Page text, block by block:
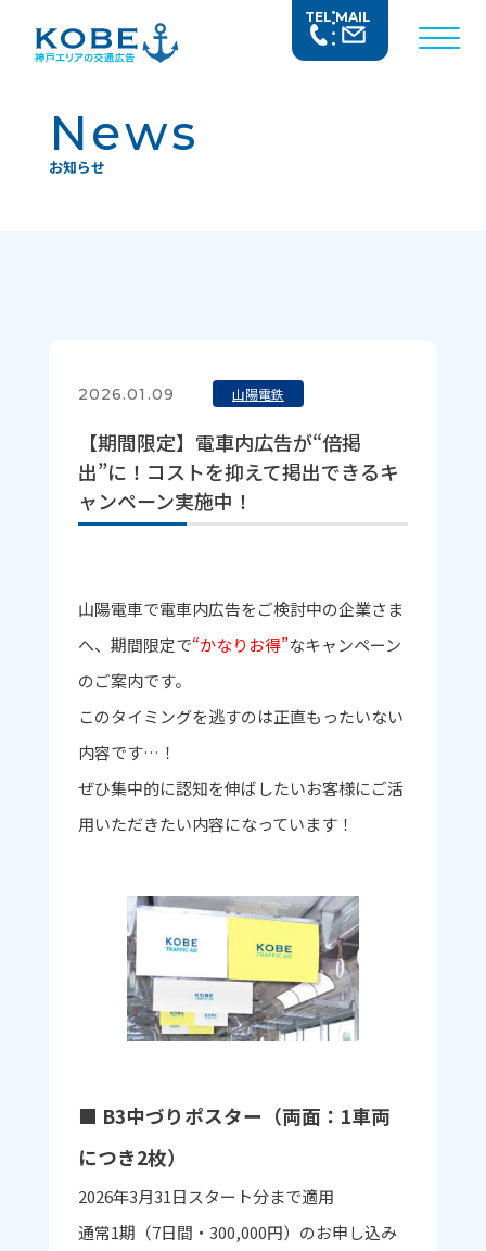
TEL MAIL
News
お知らせ
2026.01.09 山陽電鉄
【期間限定】電車内広告が“倍掲
出”に！コストを抑えて掲出できるキ
ャンペーン実施中！
山陽電車で電車内広告をご検討中の企業さま
へ、期間限定で“かなりお得”なキャンペーン
のご案内です。
このタイミングを逃すのは正直もったいない
内容です…！
ぜひ集中的に認知を伸ばしたいお客様にご活
用いただきたい内容になっています！
■ B3中づりポスター（両面：1車両
につき2枚）
2026年3月31日スタート分まで適用
通常1期（7日間・300,000円）のお申し込み